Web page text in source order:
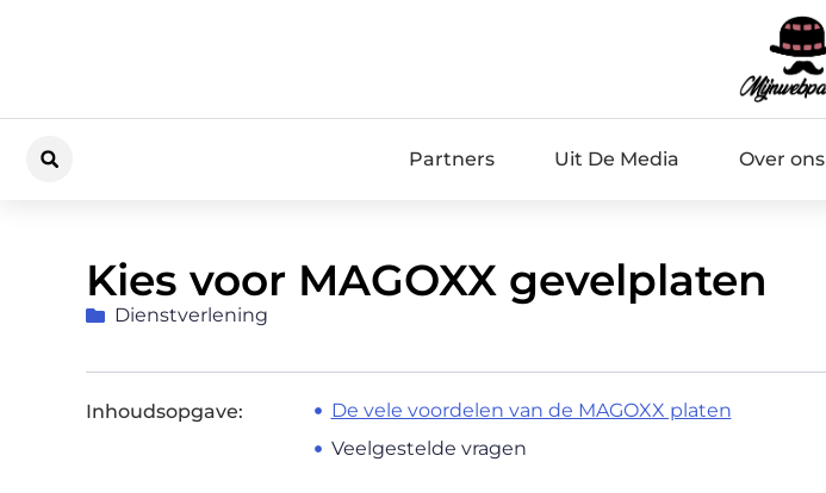
Partners Uit De Media Over ons
Kies voor MAGOXX gevelplaten
Dienstverlening
Inhoudsopgave:
De vele voordelen van de MAGOXX platen
Veelgestelde vragen